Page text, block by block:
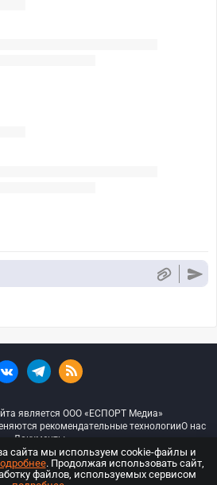
является ООО «ЕСПОРТ Медиа»
рекомендательные технологииО нас
Документы
— Все права защищены
сайта мы используем cookie-файлы и
. Продолжая использовать сайт,
файлов, используемых сервисом